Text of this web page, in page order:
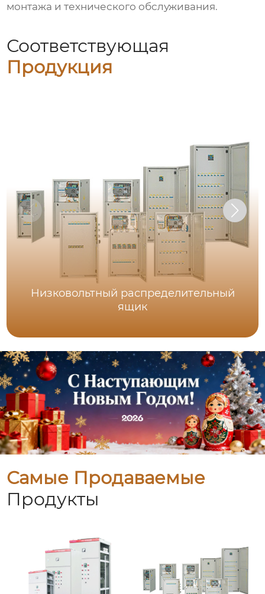
монтажа и технического обслуживания.
Соответствующая
Продукция
Низковольтный распределительный
ящик
Самые Продаваемые
Продукты